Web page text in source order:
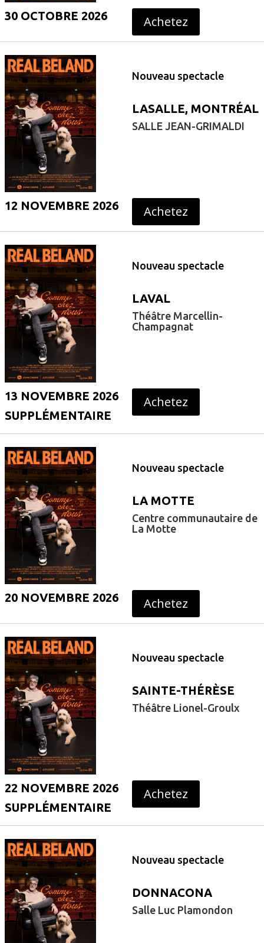
30 OCTOBRE 2026 Achetez
Nouveau spectacle
LASALLE, MONTRÉAL
SALLE JEAN-GRIMALDI
12 NOVEMBRE 2026 Achetez
Nouveau spectacle
LAVAL
Théâtre Marcellin-
Champagnat
13 NOVEMBRE 2026 Achetez
SUPPLÉMENTAIRE
Nouveau spectacle
LA MOTTE
Centre communautaire de
La Motte
20 NOVEMBRE 2026 Achetez
Nouveau spectacle
SAINTE-THÉRÈSE
Théâtre Lionel-Groulx
22 NOVEMBRE 2026 Achetez
SUPPLÉMENTAIRE
Nouveau spectacle
DONNACONA
Salle Luc Plamondon